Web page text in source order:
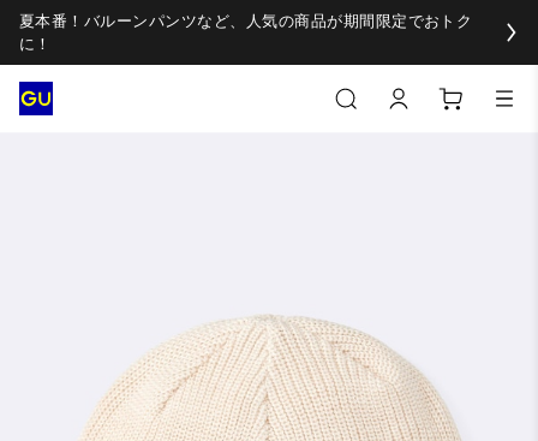
夏本番！バルーンパンツなど、人気の商品が期間限定でおトク
に！